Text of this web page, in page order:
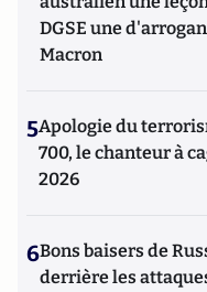
DGSE une
Macron
5Apologie du
700, le chanteur à
2026
6Bons baisers de
derrière les